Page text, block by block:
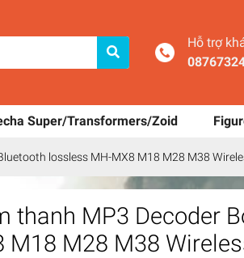
Hỗ trợ
Super/Transformers/Zoid
lossless MH-MX8 M18 M28 M38
thanh MP3 Decoder
M18 M28 M38